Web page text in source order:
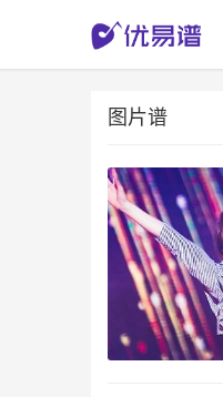
图片谱
流行歌曲